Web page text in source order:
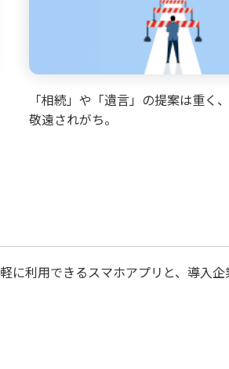
「相続」や「遺言」の提案は重く
敬遠されがち。
に利用できるスマホアプリと、導入